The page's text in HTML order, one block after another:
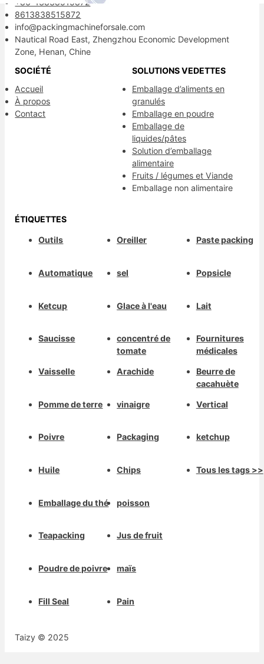
+86-13838515872
8613838515872
info@packingmachineforsale.com
Nautical Road East, Zhengzhou Economic Development
Zone, Henan, Chine
SOCIÉTÉ
Accueil
À propos
Contact
SOLUTIONS VEDETTES
Emballage d’aliments en
granulés
Emballage en poudre
Emballage de
liquides/pâtes
Solution d’emballage
alimentaire
Fruits / légumes et Viande
Emballage non alimentaire
ÉTIQUETTES
Outils
Automatique
Ketcup
Saucisse
Vaisselle
Pomme de terre
Poivre
Huile
Emballage du thé
Teapacking
Poudre de poivre
Fill Seal
Oreiller
sel
Glace à l'eau
concentré de
tomate
Arachide
vinaigre
Packaging
Chips
poisson
Jus de fruit
maïs
Pain
Paste packing
Popsicle
Lait
Fournitures
médicales
Beurre de
cacahuète
Vertical
ketchup
Tous les tags >>
Taizy © 2025